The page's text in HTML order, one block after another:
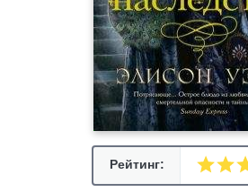
Рейтинг: